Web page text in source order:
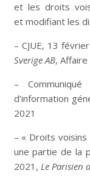
et les droits
et modifiant les
– CJUE, 13
Sverige AB, Affaire
–
d’information
2021
– « Droits
une partie de la
2021, Le Parisien